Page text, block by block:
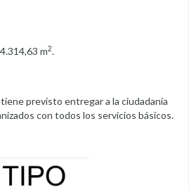
m2.
previsto entregar a la ciudadanía
con todos los servicios básicos.